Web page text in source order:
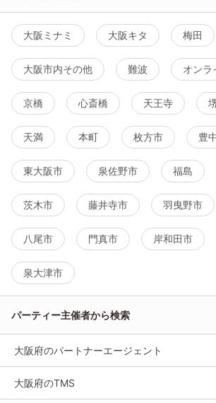
大阪ミナミ 大阪キタ 梅田
大阪市内その他 難波 オンラ
京橋 心斎橋 天王寺
天満 本町 枚方市 豊
東大阪市 泉佐野市 福島
茨木市 藤井寺市 羽曳野市
八尾市 門真市 岸和田市
泉大津市
パーティー主催者から検索
大阪府のパートナーエージェント
大阪府のTMS